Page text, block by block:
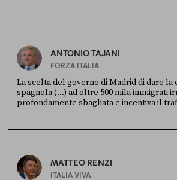
ANTONIO TAJANI
FORZA ITALIA
La scelta del governo di Madrid di dare la
spagnola (...) ad oltre 500 mila immigrati
profondamente sbagliata e incentiva il
MATTEO RENZI
ITALIA VIVA